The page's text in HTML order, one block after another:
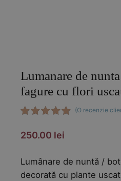
Lumanare de
fagure cu flori
5.00 din 5
pe baza
evaluări
(O recenzie
250.00 lei
Lumânare de nuntă /
decorată cu plante